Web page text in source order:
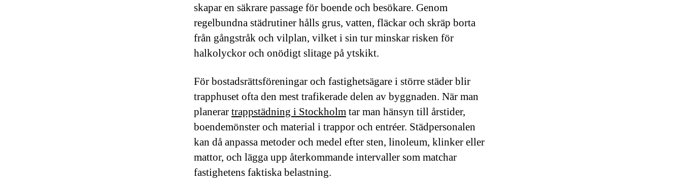
skapar en säkrare passage för boende och besökare. Genom
regelbundna städrutiner hålls grus, vatten, fläckar och skräp borta
från gångstråk och vilplan, vilket i sin tur minskar risken för
halkolyckor och onödigt slitage på ytskikt.
För bostadsrättsföreningar och fastighetsägare i större städer blir
trapphuset ofta den mest trafikerade delen av byggnaden. När man
planerartrappstädning i Stockholmtar man hänsyn till årstider,
boendemönster och material i trappor och entréer. Städpersonalen
kan då anpassa metoder och medel efter sten, linoleum, klinker eller
mattor, och lägga upp återkommande intervaller som matchar
fastighetens faktiska belastning.